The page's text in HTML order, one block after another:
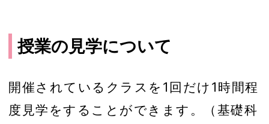
授業の見学について
開催されているクラスを1回だけ1時間程
度見学をすることができます。（基礎科